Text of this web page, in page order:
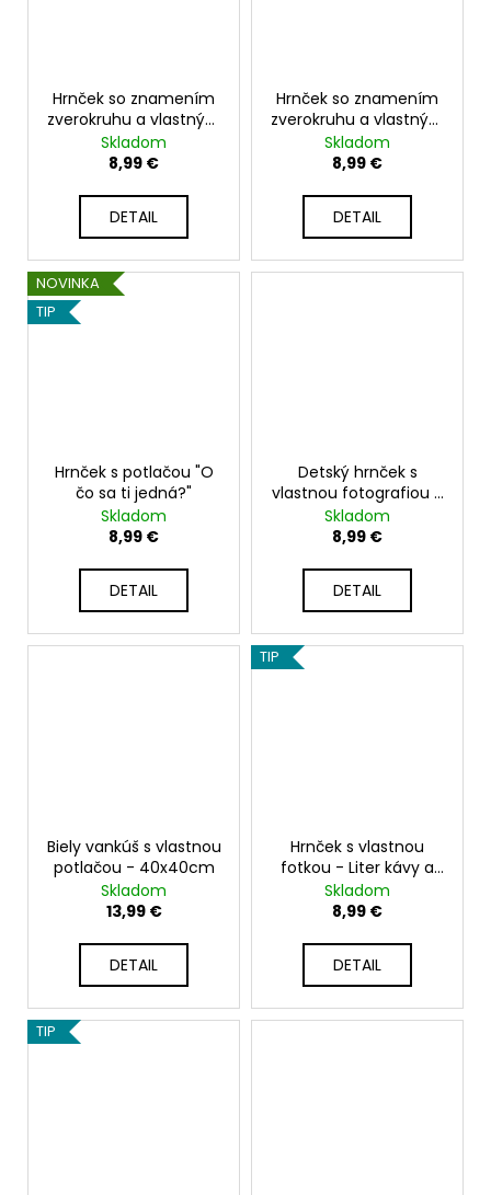
Hrnček so znamením
zverokruhu a vlastným
menom - 330ml
Skladom
8,99 €
DETAIL
Hrnček so znamením
zverokruhu a vlastným
menom - 330ml
Skladom
8,99 €
DETAIL
NOVINKA
TIP
Hrnček s potlačou "O
čo sa ti jedná?"
Skladom
8,99 €
DETAIL
Detský hrnček s
vlastnou fotografiou a
textom -
chlapček/dievčatko
Skladom
8,99 €
DETAIL
Biely vankúš s vlastnou
potlačou - 40x40cm
Skladom
13,99 €
DETAIL
TIP
Hrnček s vlastnou
fotkou - Liter kávy a
pes - 330ml
Skladom
8,99 €
DETAIL
TIP